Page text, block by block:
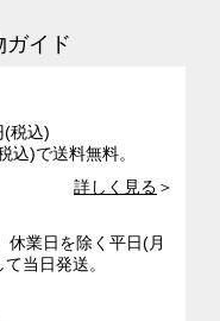
ガイド
(税込)
込)で送料無料。
詳しく見る ＞
休業日を除く平日(月
当日発送。